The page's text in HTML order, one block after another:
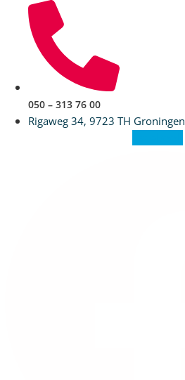
050 – 313 76 00
Rigaweg 34, 9723 TH Groningen